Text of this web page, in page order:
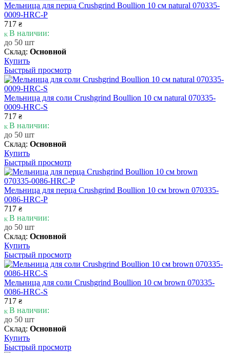
Мельница для перца Crushgrind Boullion 10 см natural 070335-
0009-HRC-P
717 ₴
В наличии:
до 50 шт
Склад: Основной
Купить
Быстрый просмотр
Мельница для соли Crushgrind Boullion 10 см natural 070335-
0009-HRC-S
717 ₴
В наличии:
до 50 шт
Склад: Основной
Купить
Быстрый просмотр
Мельница для перца Crushgrind Boullion 10 см brown 070335-
0086-HRC-P
717 ₴
В наличии:
до 50 шт
Склад: Основной
Купить
Быстрый просмотр
Мельница для соли Crushgrind Boullion 10 см brown 070335-
0086-HRC-S
717 ₴
В наличии:
до 50 шт
Склад: Основной
Купить
Быстрый просмотр